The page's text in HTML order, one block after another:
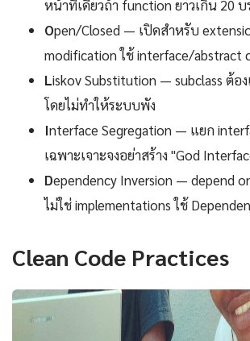
หน้าที่เดียวถ้า function ยาวเกิน 20
Open/Closed — เปิดสำหรับ
modification ใช้ interface/abstract
Liskov Substitution — subclass ต้อ
โดยไม่ทำให้ระบบพัง
Interface Segregation — แยก
เฉพาะเจาะจงอย่าสร้าง "God
Dependency Inversion — depend
ไม่ใช่ implementations ใช้
Clean Code Practices